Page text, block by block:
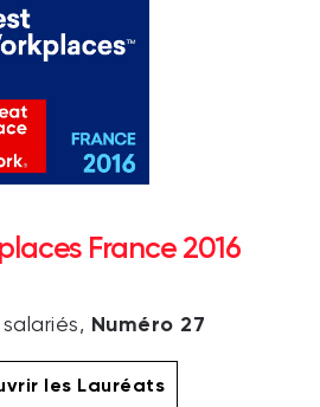
France 2016
Numéro 27
les Lauréats